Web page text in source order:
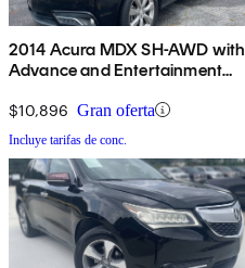
2014 Acura MDX SH-AWD with
Advance and Entertainment
$10,896 Gran oferta
Incluye tarifas de conc.